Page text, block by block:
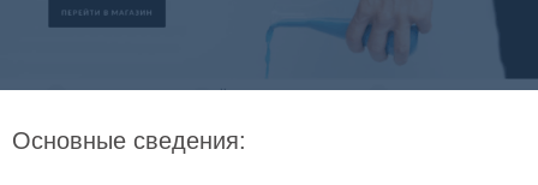
Основные сведения: